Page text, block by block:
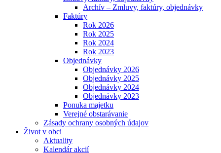
Archív – Zmluvy, faktúry, objednávky
Faktúry
Rok 2026
Rok 2025
Rok 2024
Rok 2023
Objednávky
Objednávky 2026
Objednávky 2025
Objednávky 2024
Objednávky 2023
Ponuka majetku
Verejné obstarávanie
Zásady ochrany osobných údajov
Život v obci
Aktuality
Kalendár akcií